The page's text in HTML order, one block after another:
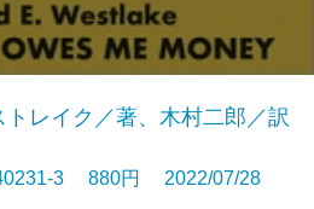
トレイク／著、木村二郎／訳
3 880円 2022/07/28